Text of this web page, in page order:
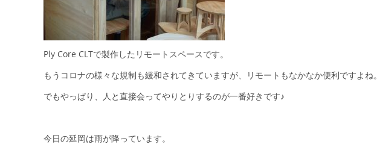
Ply Core CLTで製作したリモートスペースです。
もうコロナの様々な規制も緩和されてきていますが、リモートもなかなか便利ですよね。
でもやっぱり、人と直接会ってやりとりするのが一番好きです♪
今日の延岡は雨が降っています。